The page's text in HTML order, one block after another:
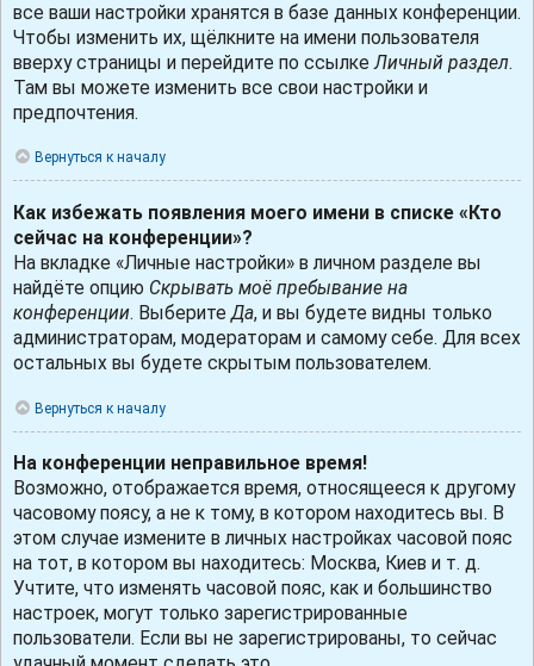
все ваши настройки хранятся в базе данных конференции.
Чтобы изменить их, щёлкните на имени пользователя
вверху страницы и перейдите по ссылкеЛичный раздел.
Там вы можете изменить все свои настройки и
предпочтения.
Вернуться к началу
Как избежать появления моего имени в списке «Кто
сейчас на конференции»?
На вкладке «Личные настройки» в личном разделе вы
найдёте опцию Скрывать моё пребывание на
конференции. ВыберитеДа, и вы будете видны только
администраторам, модераторам и самому себе. Для всех
остальных вы будете скрытым пользователем.
Вернуться к началу
На конференции неправильное время!
Возможно, отображается время, относящееся к другому
часовому поясу, а не к тому, в котором находитесь вы. В
этом случае измените в личных настройках часовой пояс
на тот, в котором вы находитесь: Москва, Киев и т. д.
Учтите, что изменять часовой пояс, как и большинство
настроек, могут только зарегистрированные
пользователи. Если вы не зарегистрированы, то сейчас